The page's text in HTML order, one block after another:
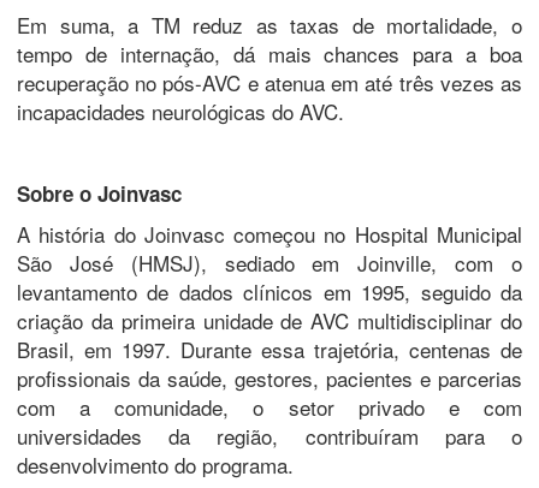
Em suma, a TM reduz as taxas de mortalidade, o
tempo de internação, dá mais chances para a boa
recuperação no pós-AVC e atenua em até três vezes as
incapacidades neurológicas do AVC.
Sobre o Joinvasc
A história do Joinvasc começou no Hospital Municipal
São José (HMSJ), sediado em Joinville, com o
levantamento de dados clínicos em 1995, seguido da
criação da primeira unidade de AVC multidisciplinar do
Brasil, em 1997. Durante essa trajetória, centenas de
profissionais da saúde, gestores, pacientes e parcerias
com a comunidade, o setor privado e com
universidades da região, contribuíram para o
desenvolvimento do programa.